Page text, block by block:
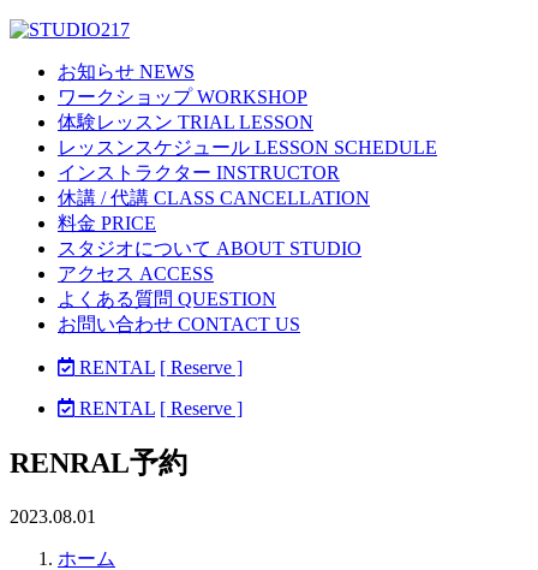
お知らせ NEWS
ワークショップ WORKSHOP
体験レッスン TRIAL LESSON
レッスンスケジュール LESSON SCHEDULE
インストラクター INSTRUCTOR
休講 / 代講 CLASS CANCELLATION
料金 PRICE
スタジオについて ABOUT STUDIO
アクセス ACCESS
よくある質問 QUESTION
お問い合わせ CONTACT US
RENTAL [ Reserve ]
RENTAL [ Reserve ]
RENRAL予約
2023.08.01
ホーム